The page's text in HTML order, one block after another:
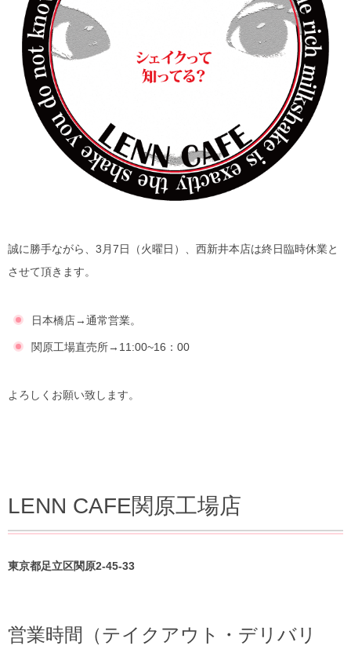
誠に勝手ながら、3月7日（火曜日）、西新井本店は終日臨時休業と
させて頂きます。
日本橋店→通常営業。
関原工場直売所→11:00~16：00
よろしくお願い致します。
LENN CAFE関原工場店
東京都足立区関原2-45-33
営業時間（テイクアウト・デリバリ